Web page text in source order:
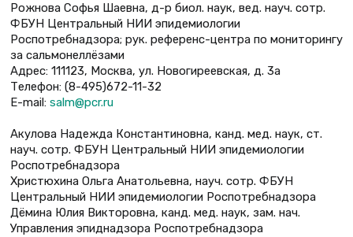
Рожнова Софья Шаевна, д-р биол. наук, вед. науч. сотр.
ФБУН Центральный НИИ эпидемиологии
Роспотребнадзора; рук. референс-центра по мониторингу
за сальмонеллёзами
Адрес: 111123, Москва, ул. Новогиреевская, д. 3а
Телефон: (8-495)672-11-32
E-mail: salm@pcr.ru
Акулова Надежда Константиновна, канд. мед. наук, ст.
науч. сотр. ФБУН Центральный НИИ эпидемиологии
Роспотребнадзора
Христюхина Ольга Анатольевна, науч. сотр. ФБУН
Центральный НИИ эпидемиологии Роспотребнадзора
Дёмина Юлия Викторовна, канд. мед. наук, зам. нач.
Управления эпиднадзора Роспотребнадзора